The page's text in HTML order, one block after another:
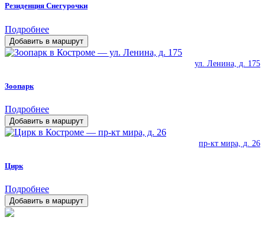
Резиденция Снегурочки
Подробнее
Добавить в маршрут
ул. Ленина, д. 175
Зоопарк
Подробнее
Добавить в маршрут
пр-кт мира, д. 26
Цирк
Подробнее
Добавить в маршрут